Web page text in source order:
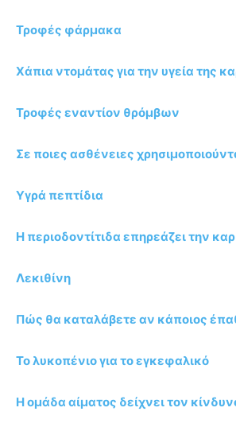
Τροφές φάρμακα
Χάπια ντομάτας για την υγεία της
Τροφές εναντίον θρόμβων
Σε ποιες ασθένειες
Υγρά πεπτίδια
Η περιοδοντίτιδα επηρεάζει την
Λεκιθίνη
Πώς θα καταλάβετε αν κάποιος
Το λυκοπένιο για το εγκεφαλικό
Η ομάδα αίματος δείχνει τον